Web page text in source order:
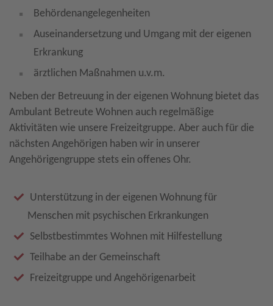
Behördenangelegenheiten
Auseinandersetzung und Umgang mit der eigenen
Erkrankung
ärztlichen Maßnahmen u.v.m.
Neben der Betreuung in der eigenen Wohnung bietet das
Ambulant Betreute Wohnen auch regelmäßige
Aktivitäten wie unsere Freizeitgruppe. Aber auch für die
nächsten Angehörigen haben wir in unserer
Angehörigengruppe stets ein offenes Ohr.
Unterstützung in der eigenen Wohnung für
Menschen mit psychischen Erkrankungen
Selbstbestimmtes Wohnen mit Hilfestellung
Teilhabe an der Gemeinschaft
Freizeitgruppe und Angehörigenarbeit